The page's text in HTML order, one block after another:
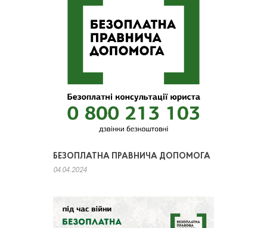
БЕЗОПЛАТНА ПРАВНИЧА ДОПОМОГА
04.04.2024